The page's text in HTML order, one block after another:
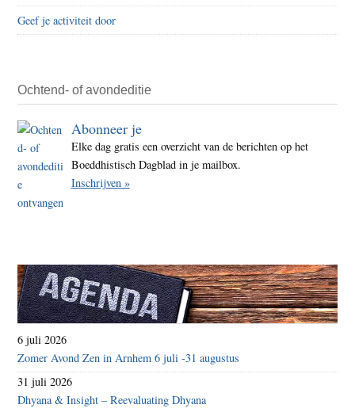
Geef je activiteit door
Ochtend- of avondeditie
Abonneer je
Elke dag gratis een overzicht van de berichten op het
Boeddhistisch Dagblad in je mailbox.
Inschrijven »
6 juli 2026
Zomer Avond Zen in Arnhem 6 juli -31 augustus
31 juli 2026
Dhyana & Insight – Reevaluating Dhyana